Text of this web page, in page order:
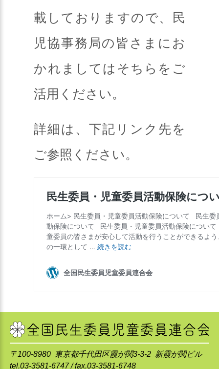
載しておりますので、民
児協事務局の皆さまにお
かれましてはそちらをご
活用ください。
詳細は、下記リンク先を
ご参照ください。
〒100-8980 東京都千代田区霞が関3-3-2 新霞が関ビル
tel.03-3581-6747 / fax.03-3581-6748